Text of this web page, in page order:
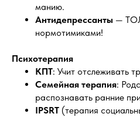
манию.
Антидепрессанты —
нормотимиками!
Психотерапия
КПТ: Учит отслеживать
Семейная терапия:
распознавать ранние
IPSRT (терапия